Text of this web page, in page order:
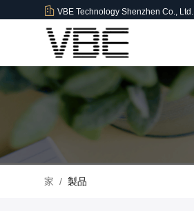
VBE Technology Shenzhen Co., Ltd.
家 / 製品